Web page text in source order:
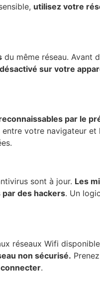
utilisez votre
du même réseau. Avant
sur votre
par le
entre votre navigateur
sont à jour. Les
des hackers. Un
réseaux Wifi
non sécurisé.
.